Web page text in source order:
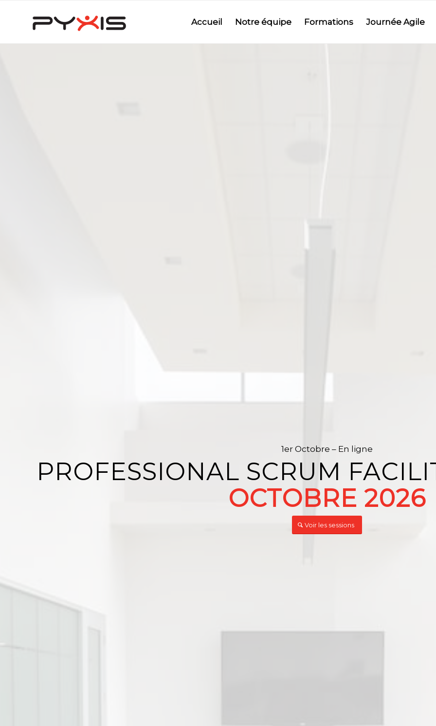
Accueil Notre équipe Formations Journée Agile
1er Octobre – En ligne
PROFESSIONAL SCRUM
OCTOBRE 2026
Voir les sessions